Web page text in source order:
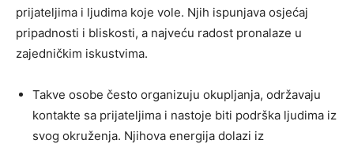
prijateljima i ljudima koje vole. Njih ispunjava osjećaj
pripadnosti i bliskosti, a najveću radost pronalaze u
zajedničkim iskustvima.
Takve osobe često organizuju okupljanja, održavaju
kontakte sa prijateljima i nastoje biti podrška ljudima iz
svog okruženja. Njihova energija dolazi iz